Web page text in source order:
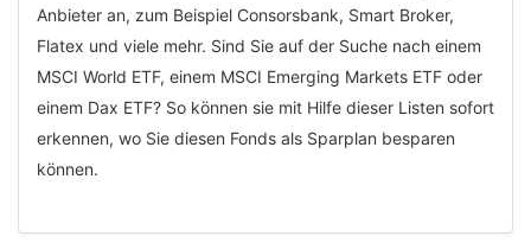
Anbieter an, zum Beispiel Consorsbank, Smart Broker,
Flatex und viele mehr. Sind Sie auf der Suche nach einem
MSCI World ETF, einem MSCI Emerging Markets ETF oder
einem Dax ETF? So können sie mit Hilfe dieser Listen sofort
erkennen, wo Sie diesen Fonds als Sparplan besparen
können.